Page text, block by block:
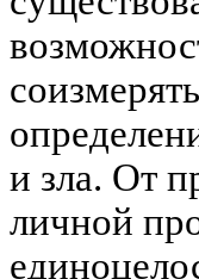
и зла. От
личной